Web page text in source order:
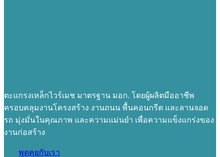
ตะแกรงเหล็กไวร์เมช มาตรฐาน มอก. โดยผู้ผลิตมืออาชีพ
ครอบคลุมงานโครงสร้าง งานถนน พื้นคอนกรีต และลานจอด
รถ มุ่งมั่นในคุณภาพ และความแม่นยำ เพื่อความแข็งแกร่งของ
งานก่อสร้าง
พูดคุยกับเรา